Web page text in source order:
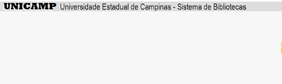
Centro de Recursos de Aprendizagem (CRA) da Biblioteca